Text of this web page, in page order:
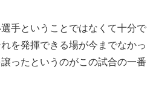
手ということではなくて十分で
を発揮できる場が今までなかっ
ったというのがこの試合の一番